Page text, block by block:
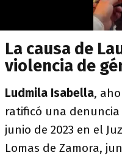
La causa de
violencia de
Ludmila Isabella,
ratificó una denuncia
junio de 2023 en el
Lomas de Zamora,